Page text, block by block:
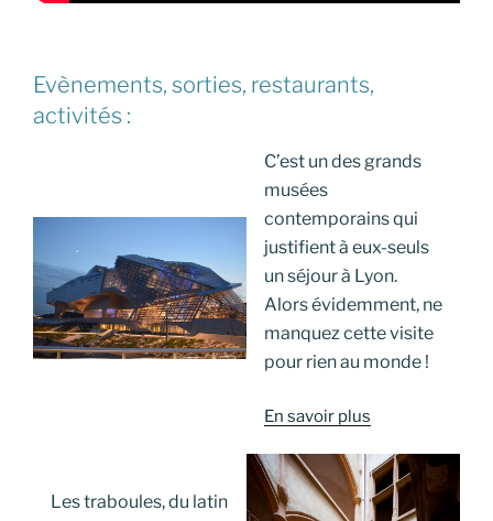
Evènements, sorties, restaurants,
activités :
C’est un des grands
musées
contemporains qui
justifient à eux-seuls
un séjour à Lyon.
Alors évidemment, ne
manquez cette visite
pour rien au monde !
En savoir plus
Les traboules, du latin